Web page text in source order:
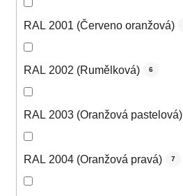
RAL 2001 (Červeno oranžová)
RAL 2002 (Rumělková) 6
RAL 2003 (Oranžová pastelová)
RAL 2004 (Oranžová pravá) 7